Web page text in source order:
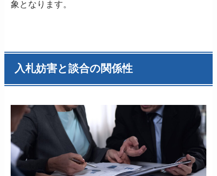
象となります。
入札妨害と談合の関係性